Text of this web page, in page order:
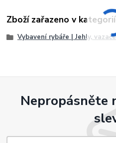
Zboží zařazeno v
Vybavení rybáře | Jehly,
Nepropásněte